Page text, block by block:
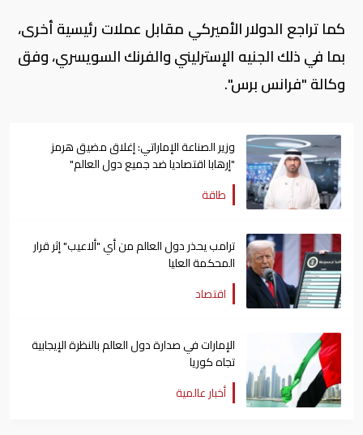
كما تراجع الدولار الأميركي مقابل عملات رئيسية أخرى،
بما في ذلك الجنيه الإسترليني والفرنك السويسري، وفق
وكالة "فرانس برس".
وزير الصناعة الإماراتي: إغلاق مضيق هرمز
"إرهابا اقتصاديا ضد جميع دول العالم"
طاقة
ترامب يحذر دول العالم من أي "ألاعيب" إثر قرار
المحكمة العليا
اقتصاد
الإمارات في صدارة دول العالم بالنظرة الإيجابية
تجاه كوريا
أخبار عالمية